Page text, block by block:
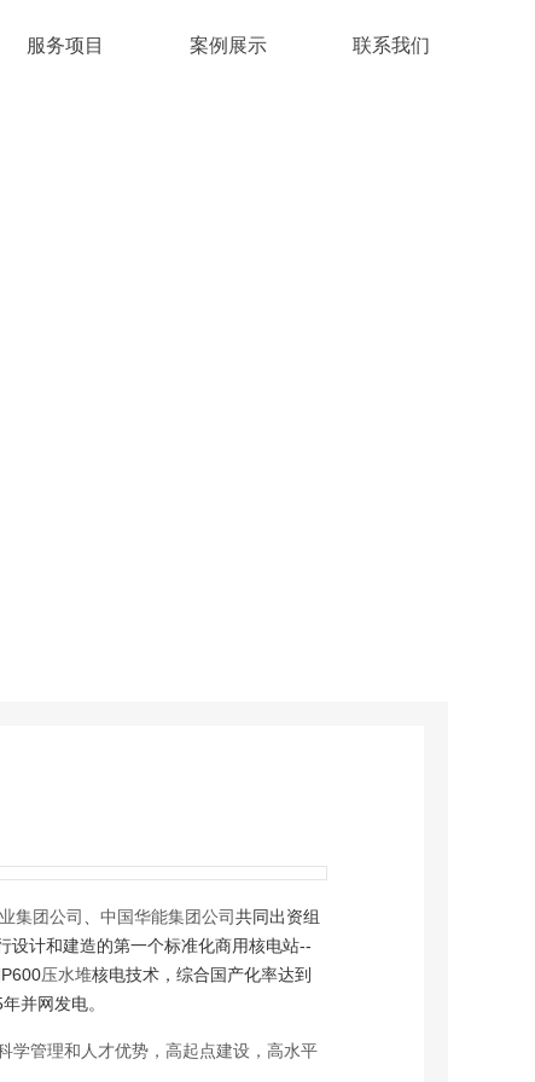
服务项目 案例展示 联系我们
集团公司 中国华能集团公司共同出资组
设计和建造的第一个标准化商用核电站--
压水堆核电技术，综合国产化率达到
并网发电。
学管理和人才优势，高起点建设，高水平